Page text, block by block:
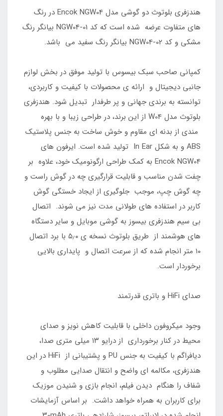
هندزفری بلوتوث دو گوشی مدل Encok NGW04 در رنگ
های متفاوت عرضه شده است که کد NGW04-01 بیانگر رنگ
مشکی و کد NGW04-02 بیانگر رنگ سفید می باشد.
کمپانی صاحب سبک بیسوس با تولید موفق در بخش لوازم
جانبی دیجیتال و ارائه ی محصولات با کیفیت و کاربردی،
توانسته به برندی جهانی و پر طرفدار تبدیل شود. هندزفری
بلوتوث مدل W04 از این برند، در طراحی زیبا و با بهره
مندی از بدنه ای مقاوم و خوش ساخت به جنس پلاستیک
ABS و به شکل In Ear تولید شده است. ایرفون های
Encok NGW04 به کمک طراحی ارگونومیک خود، علاوه بر
چفت شدن مناسب و قابلیت قرارگیری چه در گوش راست و
چه گوش چپ، موجب جلوگیری از ایجاد خستگی گوش
کاربر در استفاده های طولانی مدت نیز می شوند. اتصال
بی سیم هندزفری بیسوز به گوشی موبایل و سایر دستگاه
های هوشمند از طریق بلوتوث نسخه ی ۵٫۰ با برد اتصال
۱۰ متر انجام شده که از سرعت اتصال و پایداری بالایی
برخوردار است.
صدای HiFi و باتری قدرتمند
وجود میکروفون داخلی با قابلیت کاهش نویز و صدای
محیط در کنار برخورداری از درایو ۱۳ میلی متری صدا،
دیافراگم با کیفیت به جنس PU و پشتیبانی از HiFi در این
هندزفری، مکالمه ای واضح و انتقال صدایی مطلوب و
شفاف را هنگام دیدن فیلم، انجام بازی و شنیدن موزیک
برای کاربران به همراه خواهد داشت. بر اساس آزمایشات